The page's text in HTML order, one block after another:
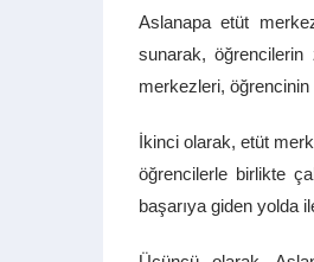
Aslanapa etüt
sunarak, öğrencilerin
merkezleri,
İkinci olarak, etüt
öğrencilerle birlikte
başarıya giden yolda